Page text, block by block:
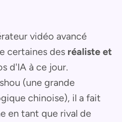
vidéo avancé
certaines des réaliste et
d'IA à ce jour.
(une grande
chinoise), il a fait
en tant que rival de